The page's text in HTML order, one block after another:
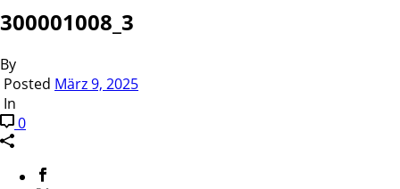
300001008_3
By
Posted März 9, 2025
In
0